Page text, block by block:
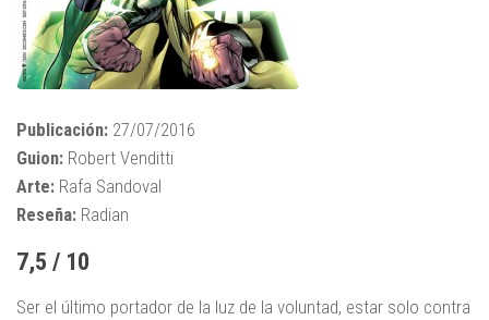
Publicación: 27/07/2016
Guion: Robert Venditti
Arte: Rafa Sandoval
Reseña: Radian
7,5 / 10
Ser el último portador de la luz de la voluntad, estar solo contra